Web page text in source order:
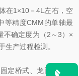
1×10－4L左右，空
等精度CMM的单轴最
不确定度为（2～3）×
生产过程检测。
桥式、龙门式、悬